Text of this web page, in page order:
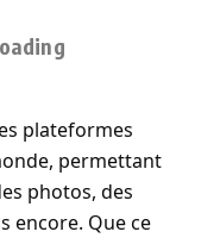
plateformes
permettant
photos, des
encore. Que ce